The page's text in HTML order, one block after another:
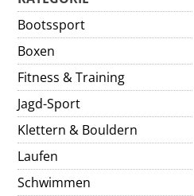
Bootssport
Boxen
Fitness & Training
Jagd-Sport
Klettern & Bouldern
Laufen
Schwimmen